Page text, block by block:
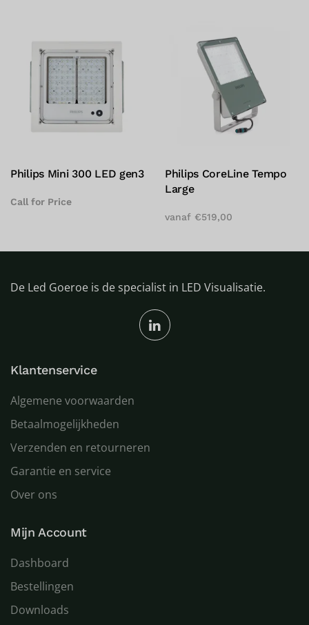
Philips Mini 300 LED gen3
Call for Price
Philips CoreLine Tempo
Large
vanaf €519,00
De Led Goeroe is de specialist in LED Visualisatie.
Klantenservice
Algemene voorwaarden
Betaalmogelijkheden
Verzenden en retourneren
Garantie en service
Over ons
Mijn Account
Dashboard
Bestellingen
Downloads